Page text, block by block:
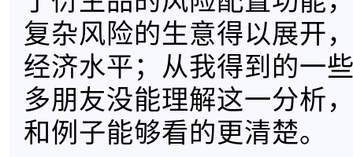
复杂风险的生意得以展开
经济水平；从我得到的一
多朋友没能理解这一分析
和例子能够看的更清楚。